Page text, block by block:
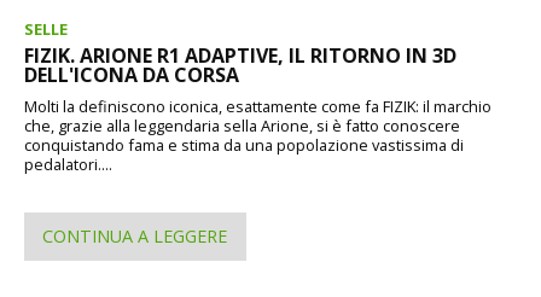
SELLE
FIZIK. ARIONE R1 ADAPTIVE, IL RITORNO IN 3D
DELL'ICONA DA CORSA
Molti la definiscono iconica, esattamente come fa FIZIK: il marchio
che, grazie alla leggendaria sella Arione, si è fatto conoscere
conquistando fama e stima da una popolazione vastissima di
pedalatori....
CONTINUA A LEGGERE